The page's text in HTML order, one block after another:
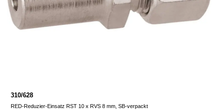
310/628
RED-Reduzier-Einsatz RST 10 x RVS 8 mm, SB-verpackt